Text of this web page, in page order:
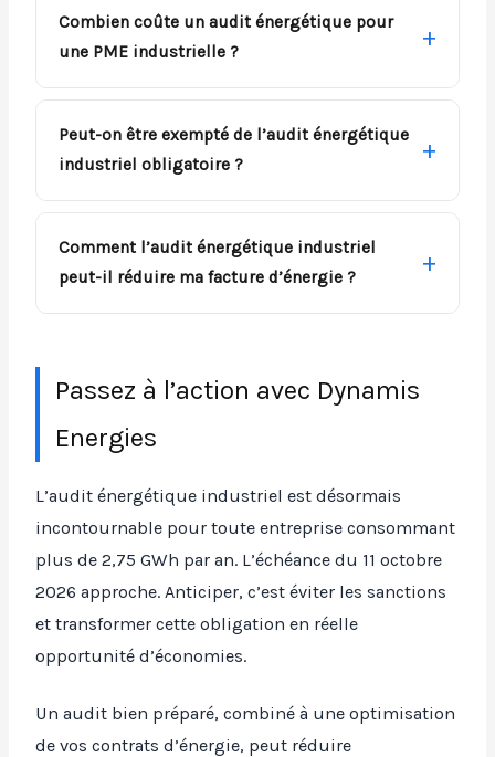
Combien coûte un audit énergétique pour
une PME industrielle ?
Peut-on être exempté de l’audit énergétique
industriel obligatoire ?
Comment l’audit énergétique industriel
peut-il réduire ma facture d’énergie ?
Passez à l’action avec Dynamis
Energies
L’audit énergétique industriel est désormais
incontournable pour toute entreprise consommant
plus de 2,75 GWh par an. L’échéance du 11 octobre
2026 approche. Anticiper, c’est éviter les sanctions
et transformer cette obligation en réelle
opportunité d’économies.
Un audit bien préparé, combiné à une optimisation
de vos contrats d’énergie, peut réduire